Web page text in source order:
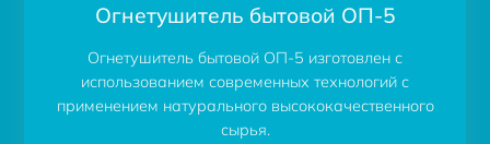
Огнетушитель бытовой ОП-5
Огнетушитель бытовой ОП-5 изготовлен с
использованием современных технологий с
применением натурального высококачественного
сырья.